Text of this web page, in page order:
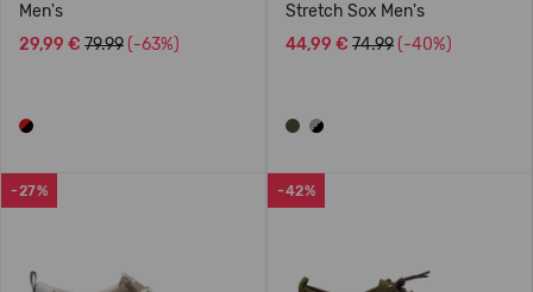
Men's
29,99 € 79.99 (-63%)
Stretch Sox Men's
44,99 € 74.99 (-40%)
-27% -42%